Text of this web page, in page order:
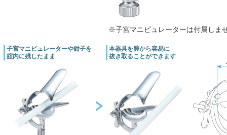
※子宮マニピュレーターは付属しま
子宮マニピュレーターや鉗子を
腟内に残したまま
＞
本器具を腟から容易に
抜き取ることができます